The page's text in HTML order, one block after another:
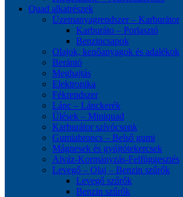
Quad alkatrészek
Üzemanyagrendszer – Karburátor
Karburáto – Porlasztó
Benzincsapok
Olajok, kenőanyagok és adalékok
Berántó
Meghajtás
Elektronika
Fékrendszer
Lánc – Lánckerék
Ülések – Miniquad
Karburátor szívócsonk
Gumiabroncs – Belső gumi
Mágnesek és gyújtótekercsek
Alváz-Kormányzás-Felfüggesztés
Levegő – Olaj – Benzin szűrők
Levegő szűrők
Benzin szűrők